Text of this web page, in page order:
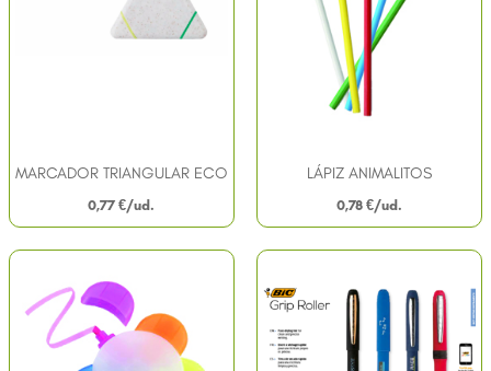
MARCADOR TRIANGULAR ECO
0,77 €
LÁPIZ ANIMALITOS
0,78 €